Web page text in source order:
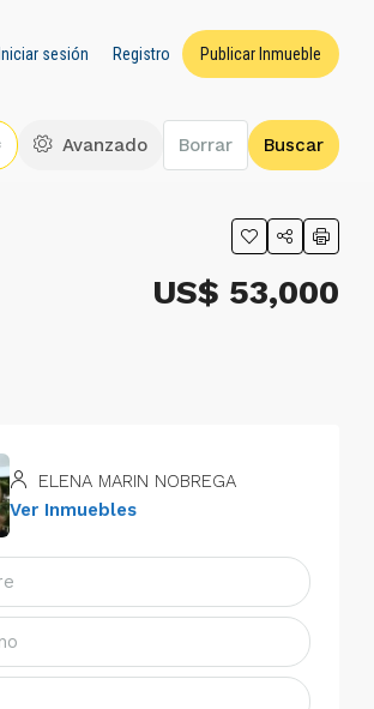
Iniciar sesión Registro Publicar Inmueble
Avanzado Borrar Buscar
US$ 53,000
ELENA MARIN NOBREGA
Ver Inmuebles